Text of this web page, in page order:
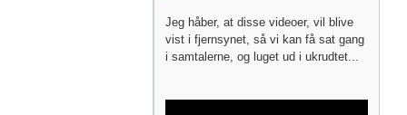
Jeg håber, at disse videoer, vil blive
vist i fjernsynet, så vi kan få sat gang
i samtalerne, og luget ud i ukrudtet...